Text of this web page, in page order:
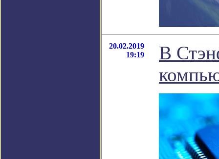
20.02.2019
19:19
В